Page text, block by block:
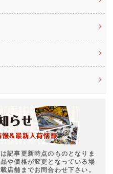
記事更新時点のものとなりま
や価格が変更となっている場
店舗までお問合わせ下さい。